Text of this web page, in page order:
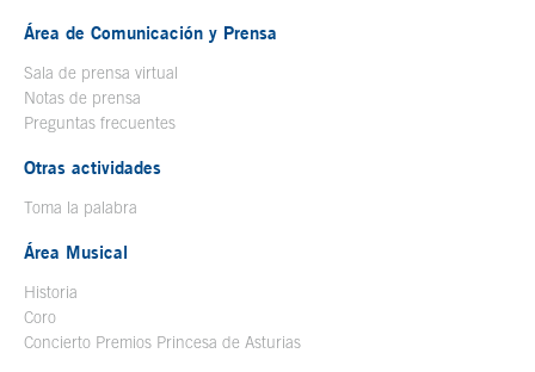
Área de Comunicación y Prensa
Sala de prensa virtual
Notas de prensa
Preguntas frecuentes
Otras actividades
Toma la palabra
Área Musical
Historia
Coro
Concierto Premios Princesa de Asturias